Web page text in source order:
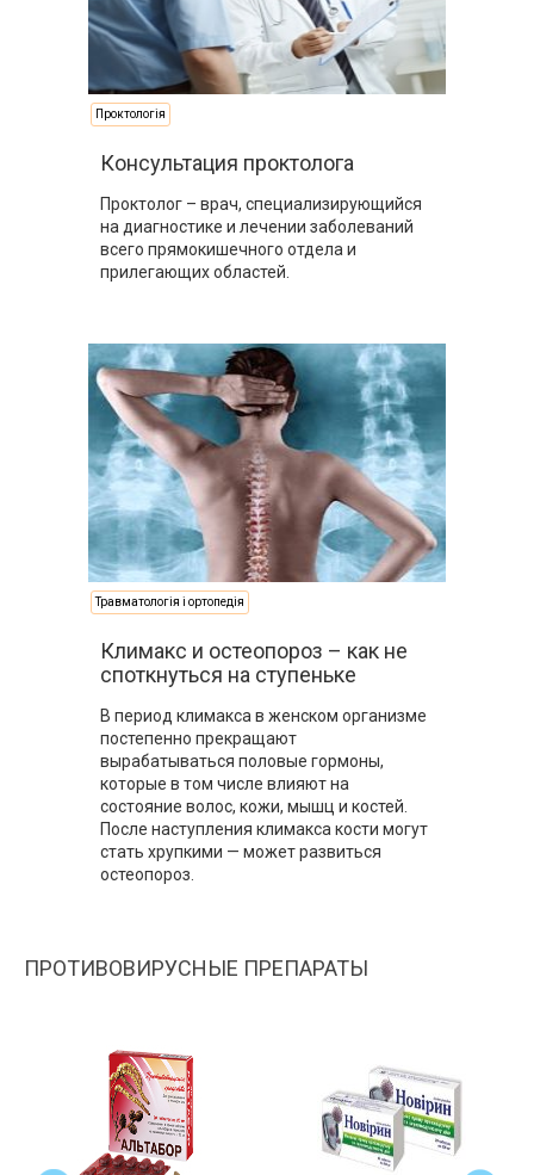
Проктологія
Консультация проктолога
Проктолог – врач, специализирующийся
на диагностике и лечении заболеваний
всего прямокишечного отдела и
прилегающих областей.
Травматологія і ортопедія
Климакс и остеопороз – как не
споткнуться на ступеньке
В период климакса в женском организме
постепенно прекращают
вырабатываться половые гормоны,
которые в том числе влияют на
состояние волос, кожи, мышц и костей.
После наступления климакса кости могут
стать хрупкими — может развиться
остеопороз.
ПРОТИВОВИРУСНЫЕ ПРЕПАРАТЫ